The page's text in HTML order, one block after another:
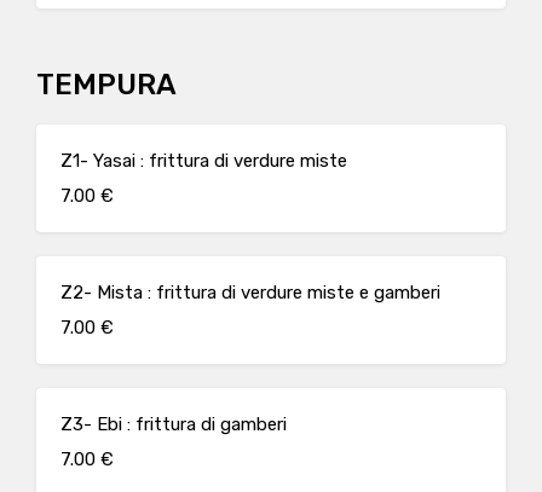
TEMPURA
Z1- Yasai : frittura di verdure miste
7.00 €
Z2- Mista : frittura di verdure miste e gamberi
7.00 €
Z3- Ebi : frittura di gamberi
7.00 €